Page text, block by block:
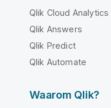
Qlik Cloud Analytics
Qlik Answers
Qlik Predict
Qlik Automate
Waarom Qlik?